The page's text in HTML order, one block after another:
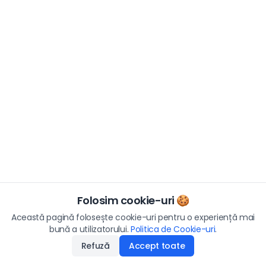
Folosim cookie-uri 🍪
Această pagină folosește cookie-uri pentru o experiență mai
bună a utilizatorului. Politica de Cookie-uri.
Refuză
Accept toate